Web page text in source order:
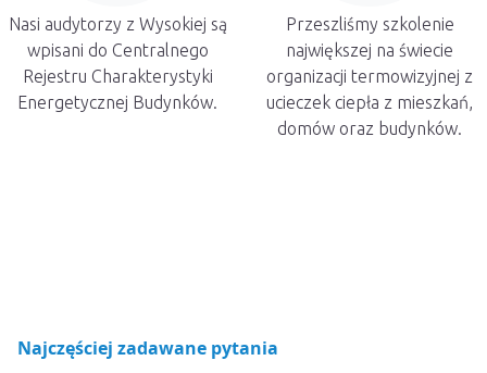
Nasi audytorzy z Wysokiej są
wpisani do Centralnego
Rejestru Charakterystyki
Energetycznej Budynków.
Przeszliśmy szkolenie
największej na świecie
organizacji termowizyjnej z
ucieczek ciepła z mieszkań,
domów oraz budynków.
Najczęściej zadawane pytania